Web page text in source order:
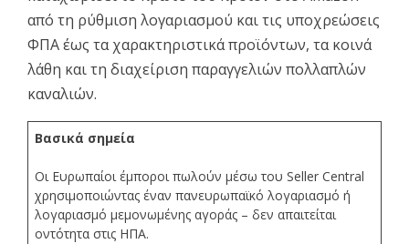
από τη ρύθμιση λογαριασμού και τις υποχρεώσεις
ΦΠΑ έως τα χαρακτηριστικά προϊόντων, τα κοινά
λάθη και τη διαχείριση παραγγελιών πολλαπλών
καναλιών.
Βασικά σημεία
Οι Ευρωπαίοι έμποροι πωλούν μέσω του Seller Central
χρησιμοποιώντας έναν πανευρωπαϊκό λογαριασμό ή
λογαριασμό μεμονωμένης αγοράς – δεν απαιτείται
οντότητα στις ΗΠΑ.